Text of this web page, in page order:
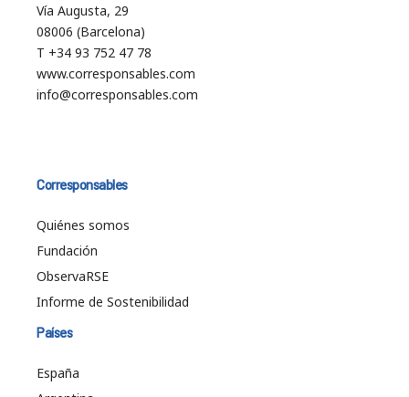
Vía Augusta, 29
08006 (Barcelona)
T +34 93 752 47 78
www.corresponsables.com
info@corresponsables.com
Corresponsables
Quiénes somos
Fundación
ObservaRSE
Informe de Sostenibilidad
Países
España